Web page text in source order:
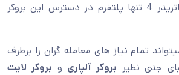
خاصی نوشت زیرا متاتریدر 4 تنها پلتفرم در دسترس این بروکر
تمام نیاز های معامله گران را برطرف
جدی نظیر بروکر آلپاریوبروکر لایت